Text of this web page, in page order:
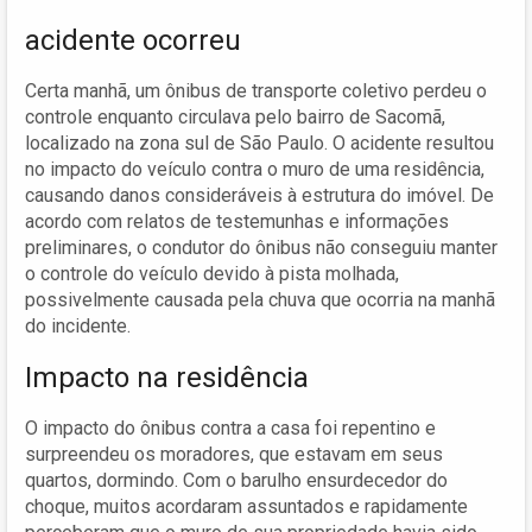
acidente ocorreu
Certa manhã, um ônibus de transporte coletivo perdeu o
controle enquanto circulava pelo bairro de Sacomã,
localizado na zona sul de São Paulo. O acidente resultou
no impacto do veículo contra o muro de uma residência,
causando danos consideráveis à estrutura do imóvel. De
acordo com relatos de testemunhas e informações
preliminares, o condutor do ônibus não conseguiu manter
o controle do veículo devido à pista molhada,
possivelmente causada pela chuva que ocorria na manhã
do incidente.
Impacto na residência
O impacto do ônibus contra a casa foi repentino e
surpreendeu os moradores, que estavam em seus
quartos, dormindo. Com o barulho ensurdecedor do
choque, muitos acordaram assuntados e rapidamente